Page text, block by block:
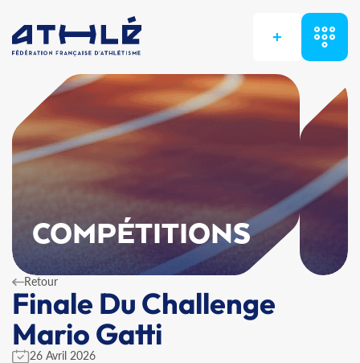
+
COMPÉTITIONS
Retour
Finale Du Challenge
Mario Gatti
26 Avril 2026